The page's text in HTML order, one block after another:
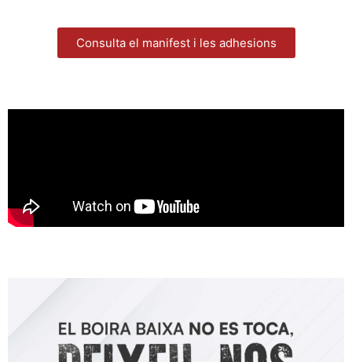
Consulta el manifest i les adhesions